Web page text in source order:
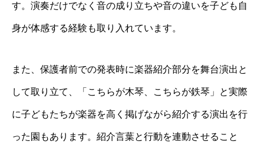
す。演奏だけでなく音の成り立ちや音の違いを子ども自
身が体感する経験も取り入れています。
また、保護者前での発表時に楽器紹介部分を舞台演出と
して取り立て、「こちらが木琴、こちらが鉄琴」と実際
に子どもたちが楽器を高く掲げながら紹介する演出を行
った園もあります。紹介言葉と行動を連動させること